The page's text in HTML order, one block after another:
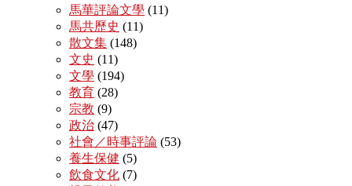
馬華評論文學 (11)
馬共歷史 (11)
散文集 (148)
文史 (11)
文學 (194)
教育 (28)
宗教 (9)
政治 (47)
社會／時事評論 (53)
養生保健 (5)
飲食文化 (7)